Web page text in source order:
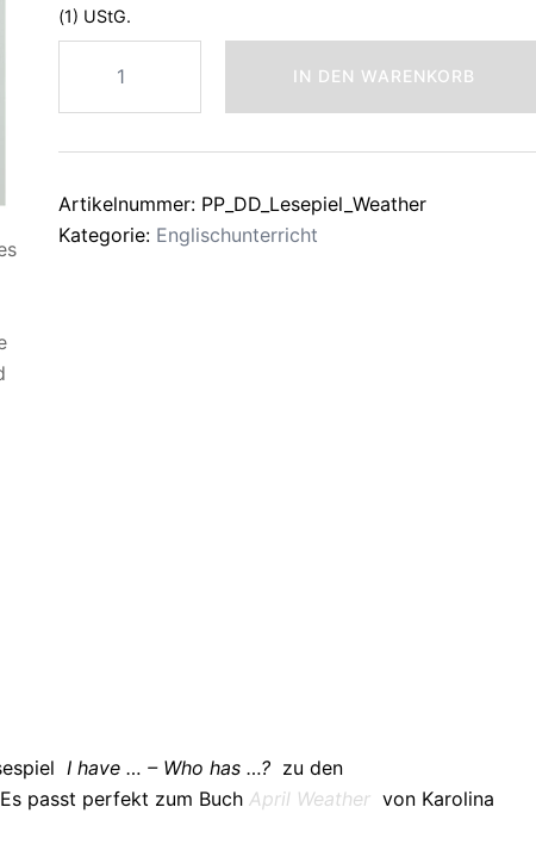
(1) UStG.
Lesepiel
-
Weather
Days
of
IN DEN WARENKORB
Artikelnummer: PP_DD_Lesepiel_Weather
Kategorie: Englischunterricht
I have … – Who has …? zu den
passt perfekt zum Buch April Weather von Karolina